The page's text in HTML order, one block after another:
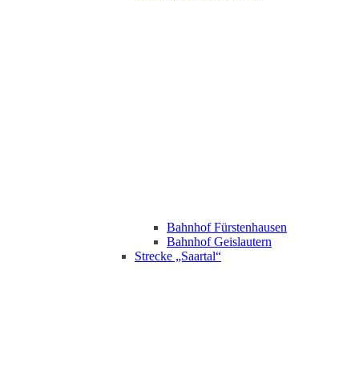
Bahnhof Fürstenhausen
Bahnhof Geislautern
Strecke „Saartal“